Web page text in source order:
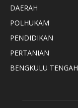
DAERAH
POLHUKAM
PENDIDIKAN
PERTANIAN
BENGKULU TENGAH